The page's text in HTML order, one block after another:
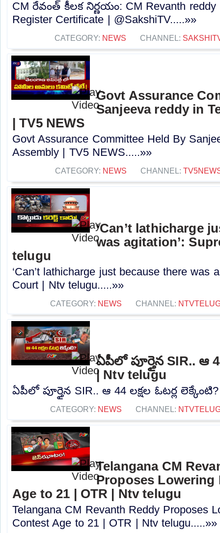
CM రేవంత్ కీలక నిర్ణయం: CM Revanth reddy
Register Certificate | @SakshiTV.....»»
CATEGORY: NEWS CHANNEL:
Govt Assurance
Sanjeeva reddy in
| TV5 NEWS
Govt Assurance Committee Held By
Assembly | TV5 NEWS.....»»
CATEGORY: NEWS CHANNEL:
‘Can’t lathicharge
was agitation’:
telugu
‘Can’t lathicharge just because there was
Court | Ntv telugu.....»»
CATEGORY: NEWS CHANNEL:
ఏపీలో పూర్తైన SIR.. ఆ
| Ntv telugu
ఏపీలో పూర్తైన SIR.. ఆ 44 లక్షల ఓటర్ల
CATEGORY: NEWS CHANNEL:
Telangana CM
Proposes Lowering
Age to 21 | OTR | Ntv telugu
Telangana CM Revanth Reddy Proposes
Contest Age to 21 | OTR | Ntv telugu.....»»